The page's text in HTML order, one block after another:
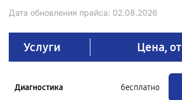
Дата обновления прайса: 02.08.2026
Услуги Цена, от
Диагностика бесплатно